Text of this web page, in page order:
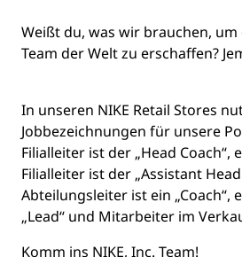
Weißt du, was wir brauchen, um
Team der Welt zu erschaffen?
In unseren NIKE Retail Stores
Jobbezeichnungen für unsere
Filialleiter ist der „Head
Filialleiter ist der „Assistant Head
Abteilungsleiter ist ein „Coach“,
„Lead“ und Mitarbeiter im
Komm ins NIKE, Inc. Team!